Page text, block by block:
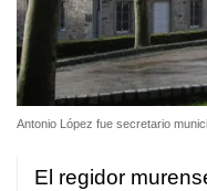
Antonio López fue secretario
El regidor